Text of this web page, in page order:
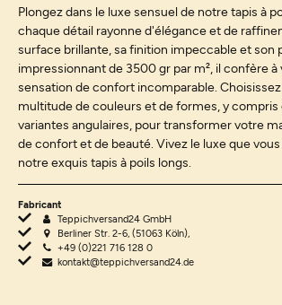
Plongez dans le luxe sensuel de notre tapis à
chaque détail rayonne d'élégance et de
surface brillante, sa finition impeccable et son
impressionnant de 3500 gr par m², il confère
sensation de confort incomparable.
multitude de couleurs et de formes, y compris
variantes angulaires, pour transformer votre
de confort et de beauté. Vivez le luxe que
notre exquis tapis à poils longs.
Fabricant
Teppichversand24 GmbH
Berliner Str. 2-6, (51063 Köln),
+49 (0)221 716 128 0
kontakt@teppichversand24.de